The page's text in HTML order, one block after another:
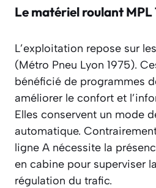
Le matériel roulant MPL
L’exploitation repose sur
(Métro Pneu Lyon 1975).
bénéficié de programmes
améliorer le confort et
Elles conservent un mode
automatique.
ligne A nécessite la
en cabine pour superviser
régulation du trafic.